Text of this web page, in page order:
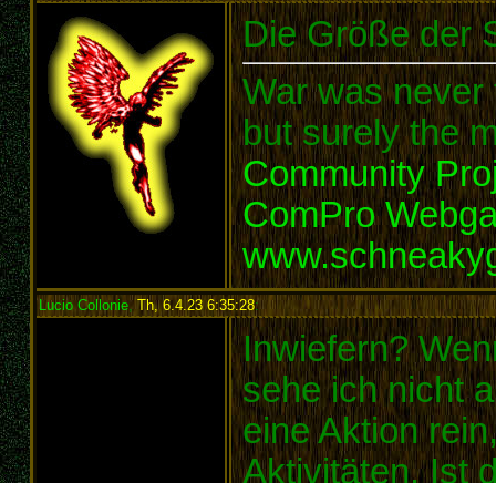
Die Größe der
War was never
but surely the
Community
ComPro
Lucio Collonie, Th, 6.4.23 6:35:28:
Inwiefern?
sehe ich nicht
eine Aktion
Aktivitäten. Ist